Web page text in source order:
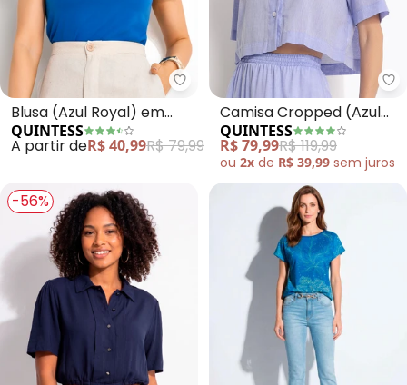
Quintess - Blusa (Azul Royal)
Blusa (Azul Royal) em
Malha de Algodão
QUINTESS
A partir deR$ 40,99R$ 79,99
Camisa Cropped (Azul
Claro) em Tricoline
QUINTESS
R$ 79,99R$ 119,99
ou 2x de R$ 39,99 sem juros
-56%